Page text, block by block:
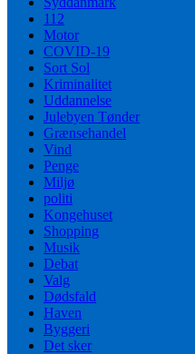
112
Motor
COVID-19
Sort Sol
Kriminalitet
Uddannelse
Julebyen Tønder
Grænsehandel
Vind
Penge
Miljø
politi
Kongehuset
Shopping
Musik
Debat
Valg
Dødsfald
Haven
Byggeri
Det sker